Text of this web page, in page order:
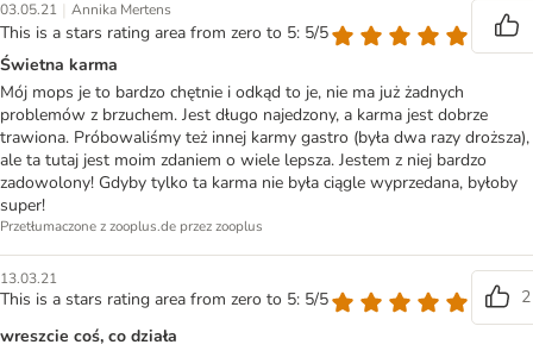
03.05.21 | Annika Mertens
This is a stars rating area from zero to 5: 5/5
Świetna karma
Mój mops je to bardzo chętnie i odkąd to je, nie ma już żadnych
problemów z brzuchem. Jest długo najedzony, a karma jest dobrze
trawiona. Próbowaliśmy też innej karmy gastro (była dwa razy droższa),
ale ta tutaj jest moim zdaniem o wiele lepsza. Jestem z niej bardzo
zadowolony! Gdyby tylko ta karma nie była ciągle wyprzedana, byłoby
super!
Przetłumaczone z zooplus.de przez zooplus
13.03.21
This is a stars rating area from zero to 5: 5/5
2
wreszcie coś, co działa